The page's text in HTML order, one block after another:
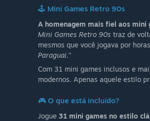
🕹️ Mini Games Retro 90s
A homenagem mais fiel aos mini
Mini Games Retro 90s traz de
mesmos que você jogava por
Paraguai.”
Com 31 mini games inclusos e
modernos. Apenas aquele estilo
🎮 O que está incluído?
Jogue 31 mini games no estilo